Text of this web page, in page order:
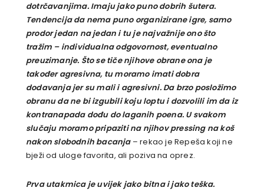
dotrčavanjima. Imaju jako puno dobrih šutera.
Tendencija da nema puno organizirane igre, samo
prodor jedan na jedan i tu je najvažnije ono što
tražim – individualna odgovornost, eventualno
preuzimanje. Što se tiče njihove obrane ona je
također agresivna, tu moramo imati dobra
dodavanja jer su mali i agresivni. Da brzo posložimo
obranu da ne bi izgubili koju loptu i dozvolili im da iz
kontranapada dođu do laganih poena. U svakom
slučaju moramo pripaziti na njihov pressing na koš
nakon slobodnih bacanja– rekao je Repeša koji ne
bježi od uloge favorita, ali poziva na oprez.
Prva utakmica je uvijek jako bitna i jako teška.